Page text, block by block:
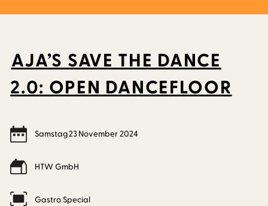
AJA’S SAVE THE DANCE
2.0: OPEN DANCEFLOOR
Samstag23November2024
HTW GmbH
Gastro Special